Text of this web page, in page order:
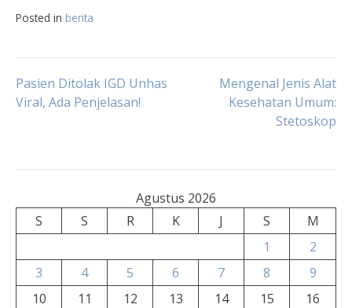
Posted in berita
Navigasi
Pasien Ditolak IGD Unhas
Viral, Ada Penjelasan!
Mengenal Jenis Alat
Kesehatan Umum:
Stetoskop
Agustus 2026
S
S R K J S
M
1
2
3
4 5 6 7 8
9
10
11 12 13 14 15
16